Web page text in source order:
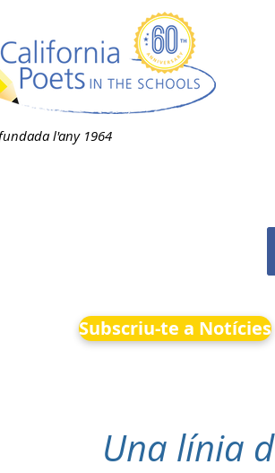
l'any 1964
Subscriu-te a Notícies
Una línia